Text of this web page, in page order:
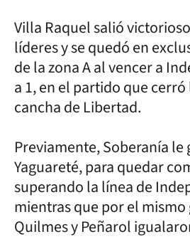
Villa Raquel salió
líderes y se quedó en
de la zona A al vencer a
a 1, en el partido que
cancha de Libertad.
Previamente, Soberanía le
Yaguareté, para quedar
superando la línea de
mientras que por el
Quilmes y Peñarol